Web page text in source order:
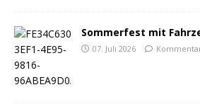
Sommerfest mit
07. Juli 2026